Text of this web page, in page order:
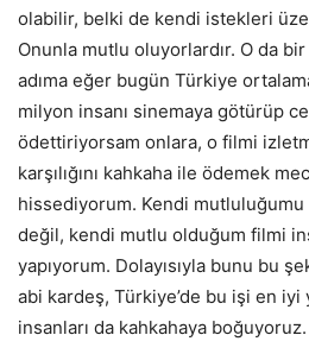
olabilir, belki de kendi istekleri
Onunla mutlu oluyorlardır. O da
adıma eğer bugün Türkiye
milyon insanı sinemaya götürüp
ödettiriyorsam onlara, o filmi
karşılığını kahkaha ile ödemek
hissediyorum. Kendi
değil, kendi mutlu olduğum filmi
yapıyorum. Dolayısıyla bunu bu
abi kardeş, Türkiye’de bu işi en iyi
insanları da kahkahaya boğuyoruz.